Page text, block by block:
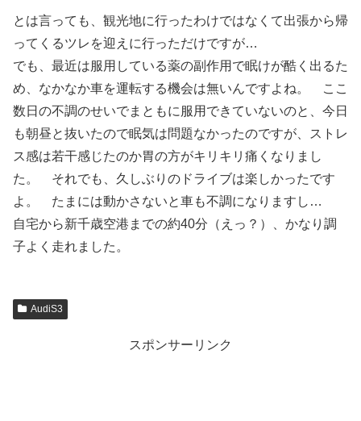
とは言っても、観光地に行ったわけではなくて出張から帰
ってくるツレを迎えに行っただけですが…
でも、最近は服用している薬の副作用で眠けが酷く出るた
め、なかなか車を運転する機会は無いんですよね。 ここ
数日の不調のせいでまともに服用できていないのと、今日
も朝昼と抜いたので眠気は問題なかったのですが、ストレ
ス感は若干感じたのか胃の方がキリキリ痛くなりまし
た。 それでも、久しぶりのドライブは楽しかったです
よ。 たまには動かさないと車も不調になりますし…
自宅から新千歳空港までの約40分（えっ？）、かなり調
子よく走れました。
AudiS3
スポンサーリンク